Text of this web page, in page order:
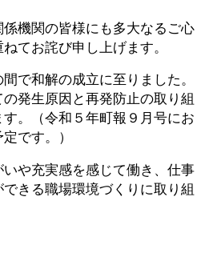
機関の皆様にも多大なるご心
てお詫び申し上げます。
で和解の成立に至りました。
発生原因と再発防止の取り組
。（令和５年町報９月号にお
です。）
や充実感を感じて働き、仕事
きる職場環境づくりに取り組